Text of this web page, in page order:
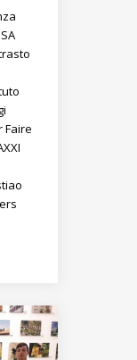
Faire